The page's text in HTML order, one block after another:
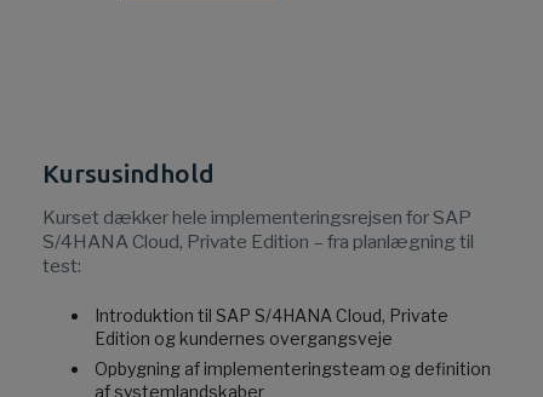
Kursusindhold
Kurset dækker hele implementeringsrejsen for SAP
S/4HANA Cloud, Private Edition – fra planlægning til
test:
Introduktion til SAP S/4HANA Cloud, Private
Edition og kundernes overgangsveje
Opbygning af implementeringsteam og definition
af systemlandskaber